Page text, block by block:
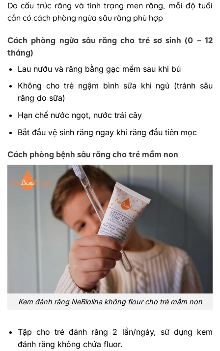
Do cấu trúc răng và tình trạng men răng, mỗi độ tuổi
cần có cách phòng ngừa sâu răng phù hợp
Cách phòng ngừa sâu răng cho trẻ sơ sinh (0 – 12
tháng)
Lau nướu và răng bằng gạc mềm sau khi bú
Không cho trẻ ngậm bình sữa khi ngủ (tránh sâu
răng do sữa)
Hạn chế nước ngọt, nước trái cây
Bắt đầu vệ sinh răng ngay khi răng đầu tiên mọc
Cách phòng bệnh sâu răng cho trẻ mầm non
Kem đánh răng NeBiolina không flour cho trẻ mầm non
Tập cho trẻ đánh răng 2 lần/ngày, sử dụng kem
đánh răng không chứa fluor.